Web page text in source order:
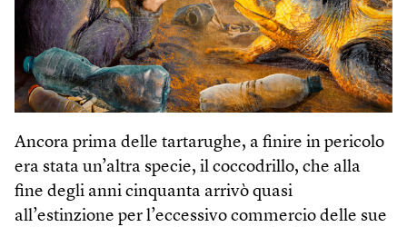
Ancora prima delle tartarughe, a finire in pericolo
era stata un’altra specie, il coccodrillo, che alla
fine degli anni cinquanta arrivò quasi
all’estinzione per l’eccessivo commercio delle sue